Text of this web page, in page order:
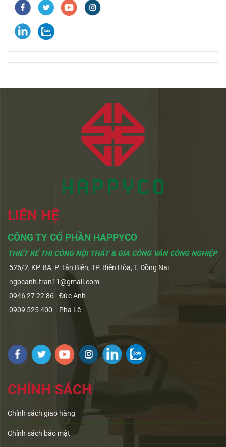
LIÊN HỆ
CÔNG TY CỔ PHẦN HAPPYCO
THIẾT KẾ THI CÔNG NỘI THẤT & GIA CÔNG VÁN CÔNG NGHIỆP
526/2, KP. 8A, P. Tân Biên, TP. Biên Hòa, T. Đồng Nai
ngocanh.tran11@gmail.com
0946 27 22 86 - Đức Anh
0909 525 400 - Pha Lê
CHÍNH SÁCH
Chính sách giao hàng
Chính sách bảo mật